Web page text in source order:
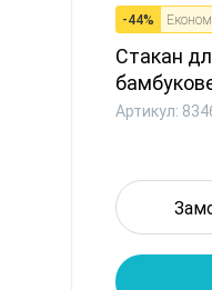
-44%
Стакан
300 мл ...
Артикул: